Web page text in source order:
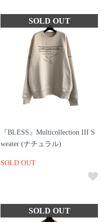
『BLESS』Multicollection III S
weater (ナチュラル)
SOLD OUT